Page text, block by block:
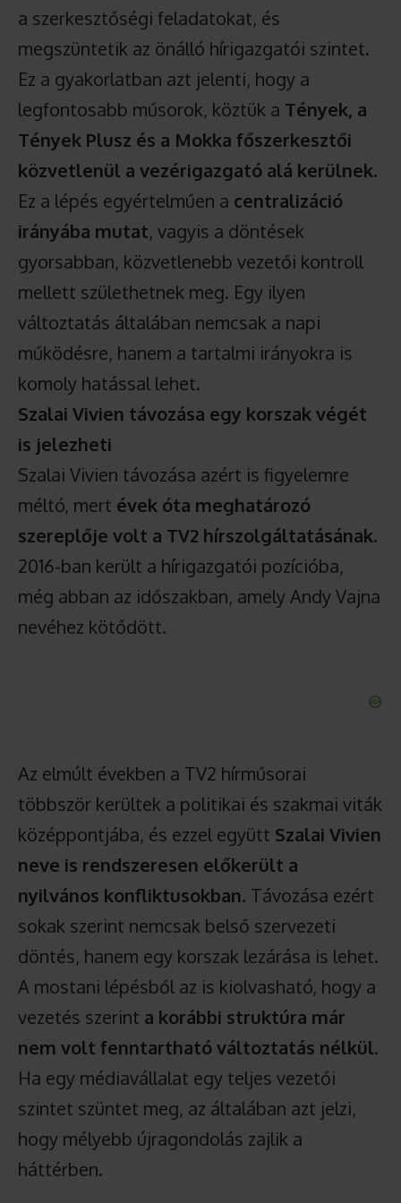
a szerkesztőségi feladatokat, és
megszüntetik az önálló hírigazgatói szintet.
Ez a gyakorlatban azt jelenti, hogy a
legfontosabb műsorok, köztük a Tények, a
Tények Plusz és a Mokka főszerkesztői
közvetlenül a vezérigazgató alá kerülnek.
Ez a lépés egyértelműen a centralizáció
irányába mutat, vagyis a döntések
gyorsabban, közvetlenebb vezetői kontroll
mellett születhetnek meg. Egy ilyen
változtatás általában nemcsak a napi
működésre, hanem a tartalmi irányokra is
komoly hatással lehet.
Szalai Vivien távozása egy korszak végét
is jelezheti
Szalai Vivien távozása azért is figyelemre
méltó, mert évek óta meghatározó
szereplője volt a TV2 hírszolgáltatásának.
2016-ban került a hírigazgatói pozícióba,
még abban az időszakban, amely Andy Vajna
nevéhez kötődött.
Az elmúlt években a TV2 hírműsorai
többször kerültek a politikai és szakmai viták
középpontjába, és ezzel együtt Szalai Vivien
neve is rendszeresen előkerült a
nyilvános konfliktusokban. Távozása ezért
sokak szerint nemcsak belső szervezeti
döntés, hanem egy korszak lezárása is lehet.
A mostani lépésből az is kiolvasható, hogy a
vezetés szerint a korábbi struktúra már
nem volt fenntartható változtatás nélkül.
Ha egy médiavállalat egy teljes vezetői
szintet szüntet meg, az általában azt jelzi,
hogy mélyebb újragondolás zajlik a
háttérben.